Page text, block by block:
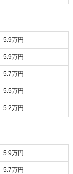
5.9万円
5.9万円
5.7万円
5.5万円
5.2万円
5.9万円
5.7万円